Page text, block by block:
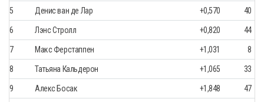
5 Денис ван де Лар +0,570 40
6 Лэнс Стролл +0,820 44
7 Макс Ферстаппен +1,031 8
8 Татьяна Кальдерон +1,065 33
9 Алекс Босак +1,848 47